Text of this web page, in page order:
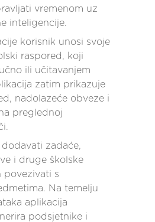
vremenom uz
inteligencije.
korisnik unosi svoje
raspored, koji
ili učitavanjem
zatim prikazuje
nadolazeće obveze i
preglednoj
zadaće,
i druge školske
povezivati s
Na temelju
aplikacija
podsjetnike i